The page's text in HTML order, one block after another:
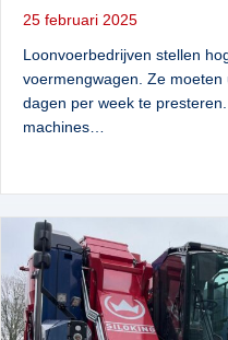
25 februari 2025
Loonvoerbedrijven stellen
voermengwagen. Ze
dagen per week te
machines…